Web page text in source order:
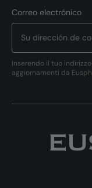
Correo electrónico
Inserendo il tuo
aggiornamenti da